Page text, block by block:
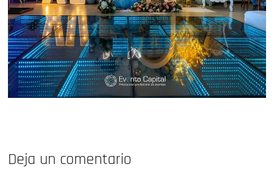
Deja un comentario